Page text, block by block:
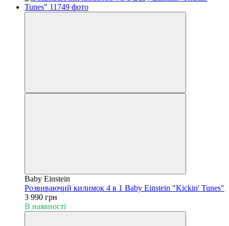
Baby Einstein
Розвиваючий килимок 4 в 1 Baby Einstein "Kickin' Tunes"
3 990 грн
В наявності